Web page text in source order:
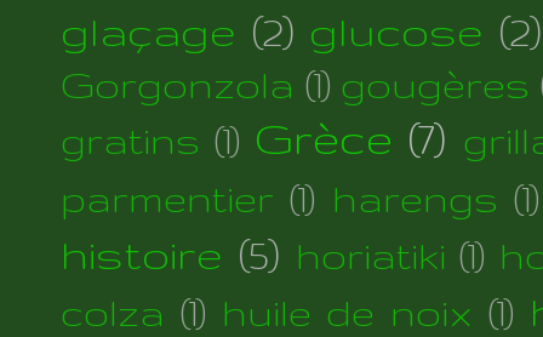
glaçage (2) glucose (2)
Gorgonzola (1) gougères
gratins (1) Grèce (7)
parmentier (1) harengs (1)
histoire (5) horiatiki (1)
colza (1) huile de noix (1)